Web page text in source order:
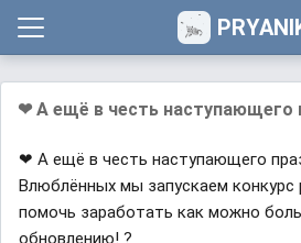
❤ А ещё в честь наступающего
❤ А ещё в честь наступающего
Влюблённых мы запускаем конкурс
помочь заработать как можно
обновлению! ?